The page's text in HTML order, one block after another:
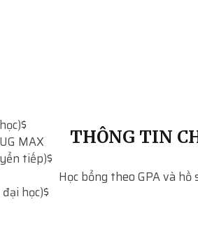
$
MAX
tiếp)$
học)$
THÔNG TIN
Học bổng theo GPA và hồ